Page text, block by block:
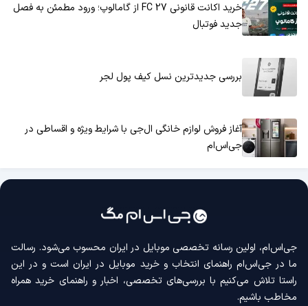
خرید اکانت قانونی FC 27 از گامالوپ؛ ورود مطمئن به فصل
جدید فوتبال
بررسی جدیدترین نسل کیف پول لجر
آغاز فروش لوازم خانگی ال‌جی با شرایط ویژه و اقساطی در
جی‌اس‌ام
جی‌اس‌ام، اولین رسانه‌ تخصصی موبایل در ایران محسوب می‌شود. رسالت
ما در جی‌اس‌ام راهنمای انتخاب و خرید موبایل در ایران است و در این
راستا تلاش می‌کنیم با بررسی‌های تخصصی، اخبار و راهنمای خرید همراه
مخاطب باشیم.